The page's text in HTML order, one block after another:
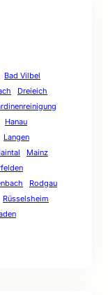
Bad Vilbel
Dreieich
Hanau
Langen
Mainz
Rodgau
Rüsselsheim